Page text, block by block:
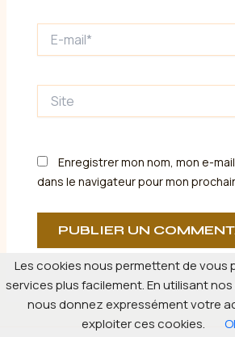
mail*
Enregistrer mon nom, mon e-
dans le navigateur pour mon
Les cookies nous permettent de vous
services plus facilement. En utilisant
nous donnez expressément votre
exploiter ces cookies.